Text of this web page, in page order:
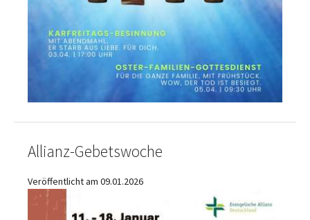
Allianz-Gebetswoche
Veröffentlicht am 09.01.2026